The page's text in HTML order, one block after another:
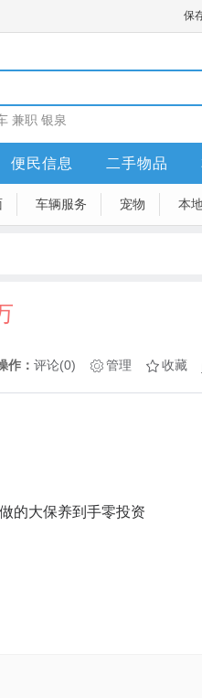
保
兼职 银泉
便民信息 二手物品
车辆服务 宠物 本
作： 评论(0) 管理 收藏
的大保养到手零投资